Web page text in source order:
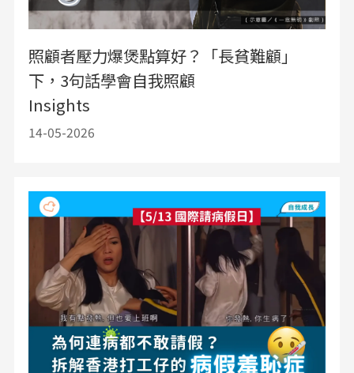
照顧者壓力爆煲點算好？「長貧難顧」
下，3句話學會自我照顧
Insights
14-05-2026